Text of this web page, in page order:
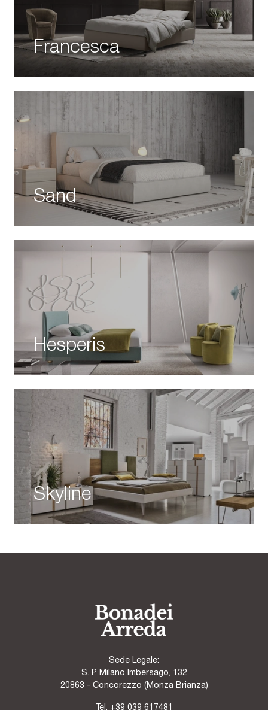
Francesca
Sand
Hesperis
Skyline
Sede Legale:
S. P. Milano Imbersago, 132
20863 - Concorezzo (Monza Brianza)
Tel. +39 039 617481